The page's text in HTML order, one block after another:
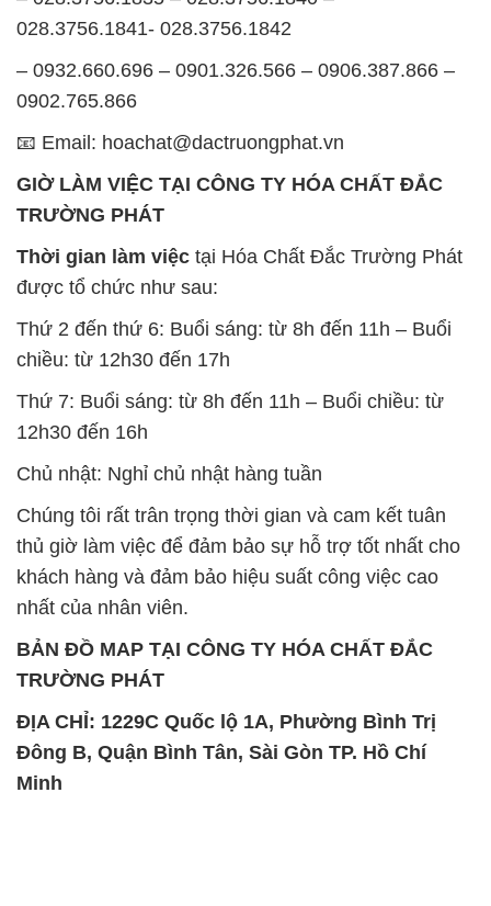
📧 Email: hoachat@dactruongphat.vn
TRƯỜNG PHÁT
được tổ chức như sau:
Thứ 2 đến thứ 6: Buổi sáng: từ 8h đến 11h – Buổi
chiều: từ 12h30 đến 17h
Thứ 7: Buổi sáng: từ 8h đến 11h – Buổi chiều: từ
12h30 đến 16h
Chủ nhật: Nghỉ chủ nhật hàng tuần
thủ giờ làm việc để đảm bảo sự hỗ trợ tốt nhất cho
khách hàng và đảm bảo hiệu suất công việc cao
nhất của nhân viên.
BẢN ĐỒ MAP TẠI CÔNG TY HÓA CHẤT ĐẮC
TRƯỜNG PHÁT
ĐỊA CHỈ: 1229C Quốc lộ 1A, Phường Bình Trị
Đông B, Quận Bình Tân, Sài Gòn TP. Hồ Chí
Minh